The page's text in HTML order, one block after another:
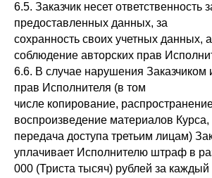
6.5. Заказчик несет ответственность
предоставленных данных, за
сохранность своих учетных данных,
соблюдение авторских прав
6.6. В случае нарушения Заказчиком
прав Исполнителя (в том
числе копирование,
воспроизведение материалов Курса,
передача доступа третьим лицам)
уплачивает Исполнителю штраф в
000 (Триста тысяч) рублей за
Согласие на передачу 3 лицам
* Instagram и Facebook признаны экстремистскими
организациями и запрещены на территории РФ.